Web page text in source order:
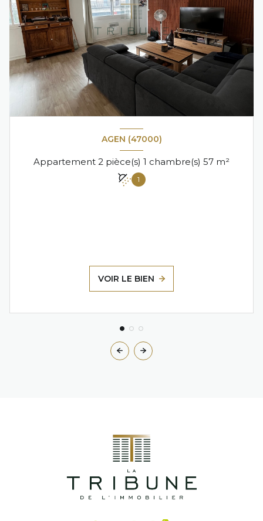
AGEN (47000)
Appartement 2 pièce(s) 1 chambre(s) 57 m²
1
VOIR LE BIEN